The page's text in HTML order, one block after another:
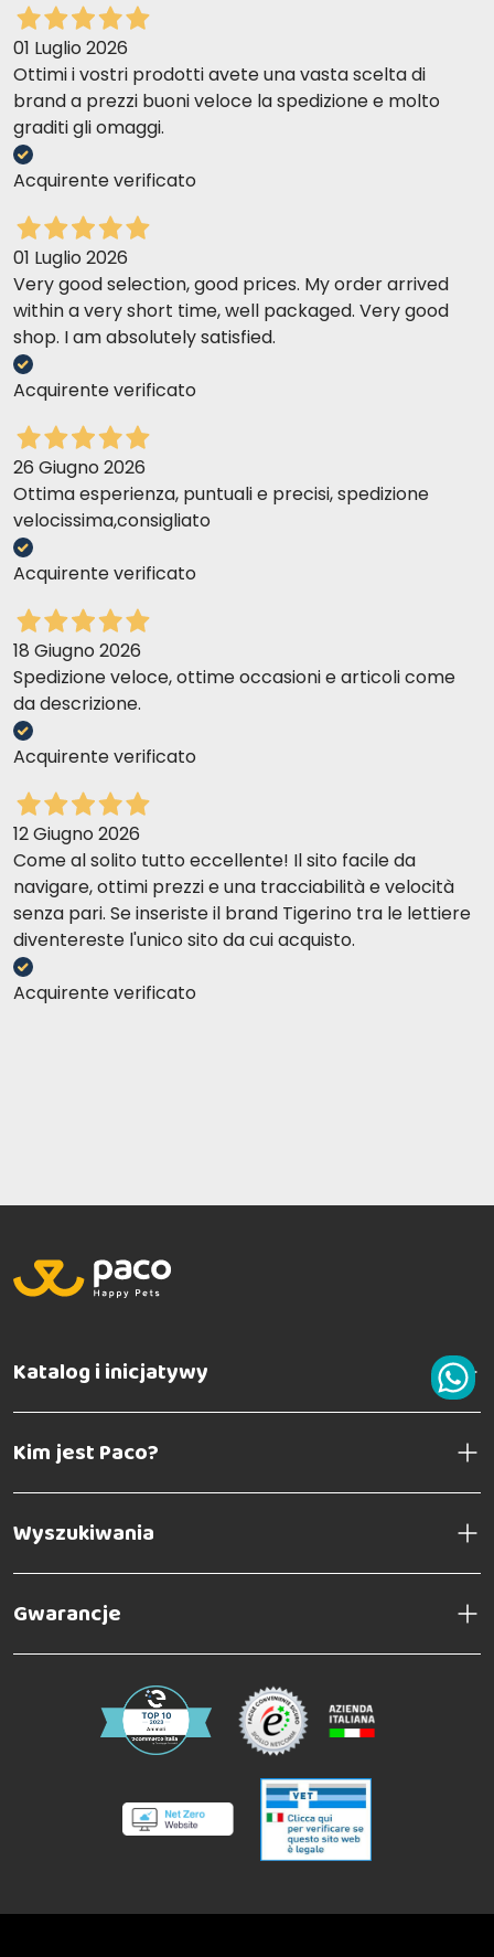
01 Luglio 2026
Ottimi i vostri prodotti avete una vasta scelta di
brand a prezzi buoni veloce la spedizione e molto
graditi gli omaggi.
Acquirente verificato
01 Luglio 2026
Very good selection, good prices. My order arrived
within a very short time, well packaged. Very good
shop. I am absolutely satisfied.
Acquirente verificato
26 Giugno 2026
Ottima esperienza, puntuali e precisi, spedizione
velocissima,consigliato
Acquirente verificato
18 Giugno 2026
Spedizione veloce, ottime occasioni e articoli come
da descrizione.
Acquirente verificato
12 Giugno 2026
Come al solito tutto eccellente! Il sito facile da
navigare, ottimi prezzi e una tracciabilità e velocità
senza pari. Se inseriste il brand Tigerino tra le lettiere
diventereste l'unico sito da cui acquisto.
Acquirente verificato
Katalog i inicjatywy
Kim jest Paco?
Wyszukiwania
Gwarancje